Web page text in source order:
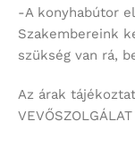
-A konyhabútor
Szakembereink
szükség van rá,
Az árak